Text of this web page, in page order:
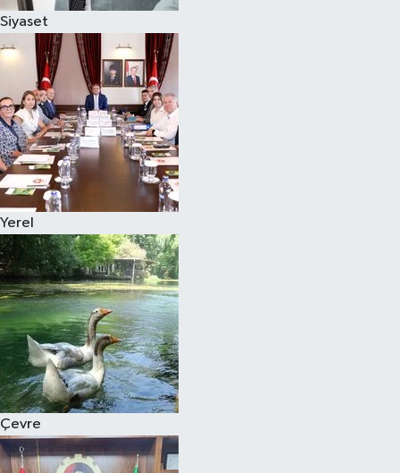
Siyaset
Yerel
Çevre
Yurttan